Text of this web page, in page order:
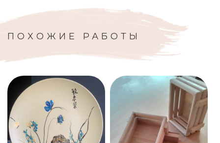
ПОХОЖИЕ РАБОТЫ